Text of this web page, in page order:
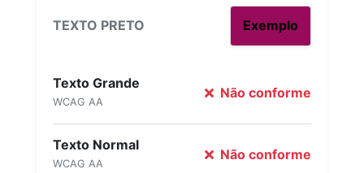
TEXTO PRETO Exemplo
Texto Grande
WCAG AA
Não conforme
Texto Normal
WCAG AA
Não conforme